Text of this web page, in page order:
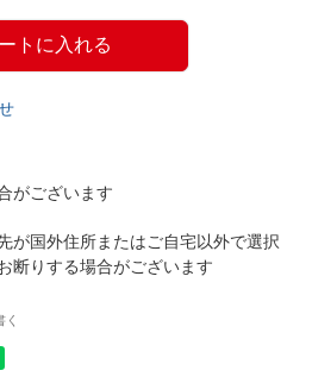
トに入れる
がございます
が国外住所またはご自宅以外で選択
断りする場合がございます
く